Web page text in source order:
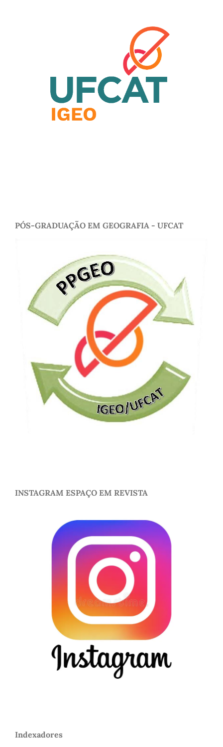
PÓS-GRADUAÇÃO EM GEOGRAFIA - UFCAT
INSTAGRAM ESPAÇO EM REVISTA
Indexadores